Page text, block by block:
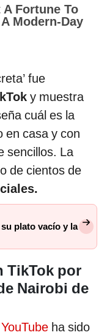
fue
y muestra
cuál es la
en casa y con
sencillos. La
de cientos de
plato vacío y la
TikTok por
Nairobi de
YouTube ha sido